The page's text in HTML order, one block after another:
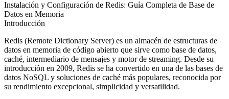
Instalación y Configuración de Redis: Guía Completa de Base de
Datos en Memoria
Introducción
Redis (Remote Dictionary Server) es un almacén de estructuras de
datos en memoria de código abierto que sirve como base de datos,
caché, intermediario de mensajes y motor de streaming. Desde su
introducción en 2009, Redis se ha convertido en una de las bases de
datos NoSQL y soluciones de caché más populares, reconocida por
su rendimiento excepcional, simplicidad y versatilidad.